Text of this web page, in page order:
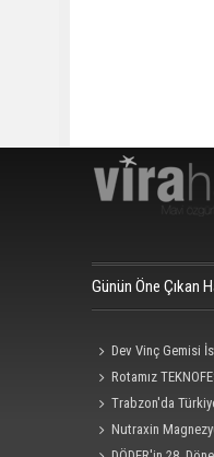
Günün Öne Çıkan
Dev Vinç Gemisi
Rotamız
Trabzon'da
Nutraxin